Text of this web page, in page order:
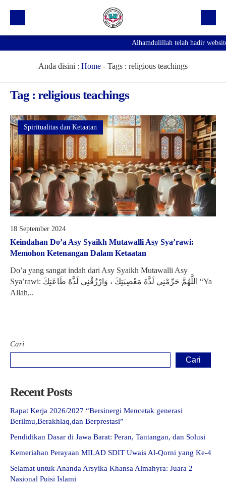
Profil Sekolah
Galeri
Kegiatan Ekskul
Pengumuman
Agenda
Hubungi Kami
Alhamdulillah telah hadir
Anda disini : Home - Tags : religious teachings
Tag : religious teachings
Spiritualitas dan Ketaatan
18 September 2024
Keindahan Do’a Asy Syaikh Mutawalli Asy Sya’rawi:
Memohon Ketenangan Dalam Ketaatan
Do’a yang sangat indah dari Asy Syaikh Mutawalli Asy
Sya’rawi: اللَّهُمَّ حَرِّمْنِي لَذَّةَ مَعْصِیَتِكَ ، وَارْزُقْنِي لَذَّةَ طَاعَتِكَ “Ya
Allah,..
Cari
Cari
Recent Posts
Rapat Kerja 2026/2027 “Bersinergi Mencetak generasi
Berilmu,Berakhlaq,dan Berprestasi”
Pendidikan Dasar di Jawa Barat: Peran, Tantangan, dan Solusi
Kemeriahan Perayaan MILAD SDIT Uwais Al-Qorni yang Ke-4
Selamat untuk Ananda Arsyika Khansa Almahyra: Juara 2
Nasional Puisi Islami